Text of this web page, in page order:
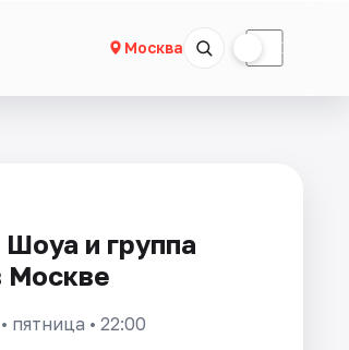
Москва ☾
и группа
Москве
• пятница • 22:00